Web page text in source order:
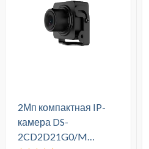
2Мп компактная IP-
камера DS-
2CD2D21G0/M…